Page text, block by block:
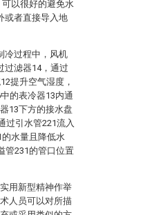
以很好的避免水
或者直接导入地
冷过程中，风机
过滤器14，通过
提升空气湿度，
的表冷器13内通
13下方的接水盘
过引水管221流入
水量且降低水
管231的管口位置
用新型精神作举
人员可以对所描